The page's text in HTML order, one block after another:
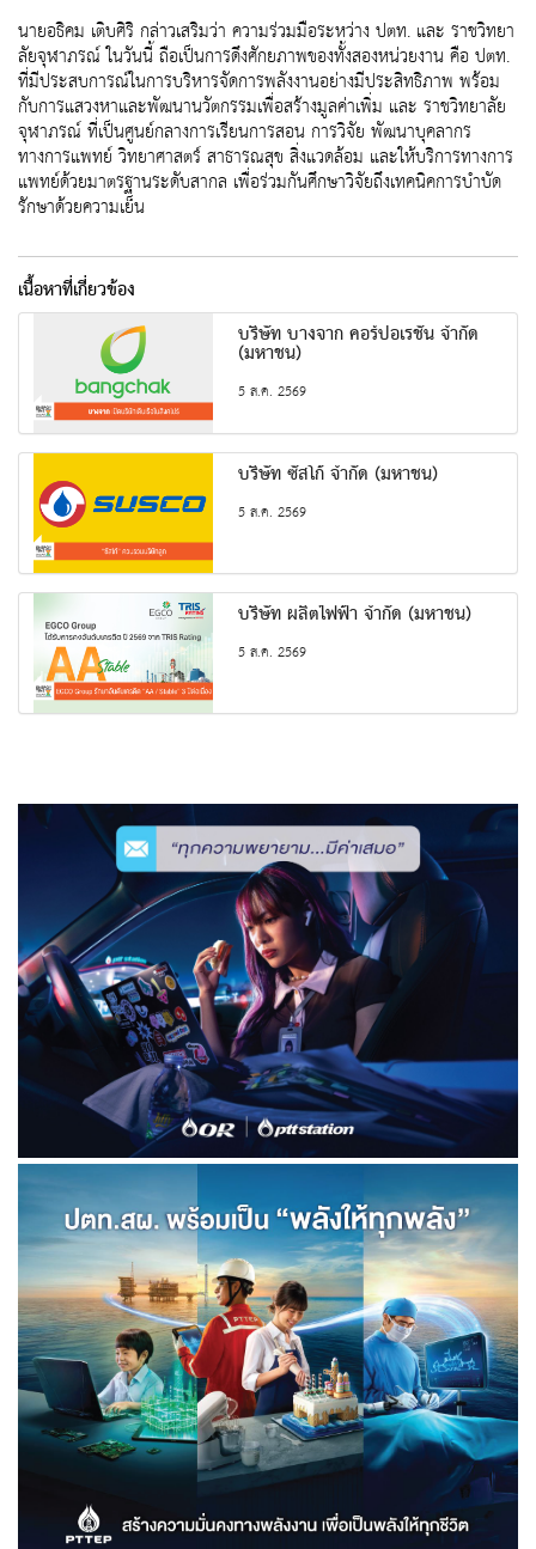
นายอธิคม เติบศิริ กล่าวเสริมว่า ความร่วมมือระหว่าง ปตท. และ ราชวิทยา
ลัยจุฬาภรณ์ ในวันนี้ ถือเป็นการดึงศักยภาพของทั้งสองหน่วยงาน คือ ปตท.
ที่มีประสบการณ์ในการบริหารจัดการพลังงานอย่างมีประสิทธิภาพ พร้อม
กับการแสวงหาและพัฒนานวัตกรรมเพื่อสร้างมูลค่าเพิ่ม และ ราชวิทยาลัย
จุฬาภรณ์ ที่เป็นศูนย์กลางการเรียนการสอน การวิจัย พัฒนาบุคลากร
ทางการแพทย์ วิทยาศาสตร์ สาธารณสุข สิ่งแวดล้อม และให้บริการทางการ
แพทย์ด้วยมาตรฐานระดับสากล เพื่อร่วมกันศึกษาวิจัยถึงเทคนิคการบำบัด
รักษาด้วยความเย็น
เนื้อหาที่เกี่ยวข้อง
บริษัท บางจาก คอร์ปอเรชั่น จำกัด
(มหาชน)
5 ส.ค. 2569
บริษัท ซัสโก้ จำกัด (มหาชน)
5 ส.ค. 2569
บริษัท ผลิตไฟฟ้า จำกัด (มหาชน)
5 ส.ค. 2569